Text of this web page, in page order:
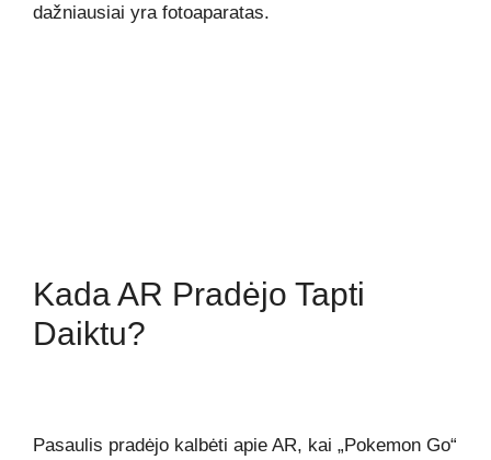
dažniausiai yra fotoaparatas.
Kada AR Pradėjo Tapti
Daiktu?
Pasaulis pradėjo kalbėti apie AR, kai „Pokemon Go“